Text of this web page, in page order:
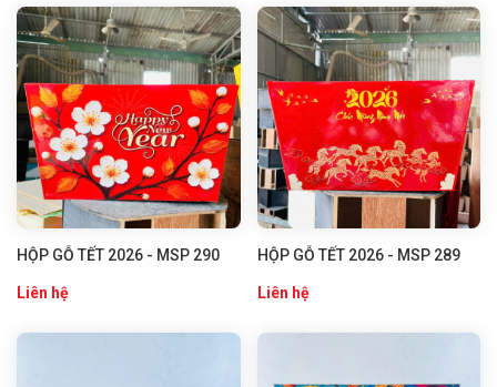
HỘP GỖ TẾT 2026 - MSP 290
Liên hệ
HỘP GỖ TẾT 2026 - MSP 289
Liên hệ